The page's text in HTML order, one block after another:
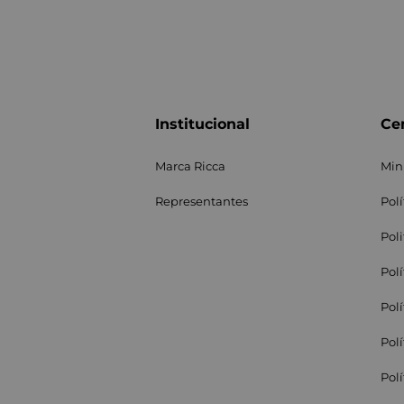
Institucional
Marca Ricca
Representantes